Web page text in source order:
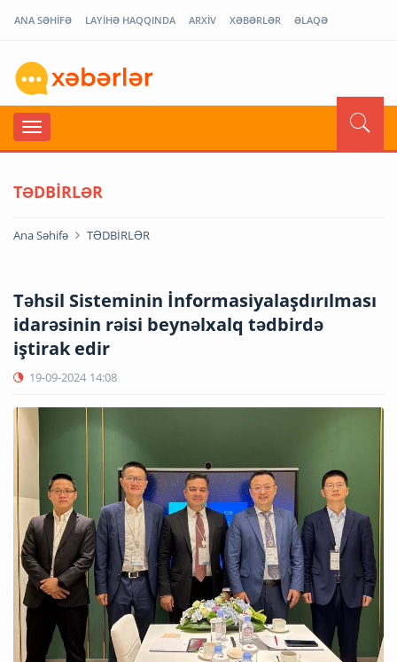
ANA SƏHİFƏ LAYİHƏ HAQQINDA ARXİV XƏBƏRLƏR ƏLAQƏ
TƏDBİRLƏR
Ana Səhifə TƏDBİRLƏR
Təhsil Sisteminin İnformasiyalaşdırılması
idarəsinin rəisi beynəlxalq tədbirdə
iştirak edir
19-09-2024 14:08